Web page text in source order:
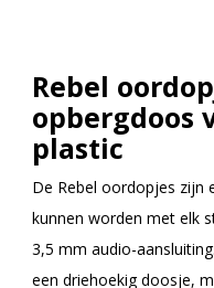
Rebel
opbergdoos
plastic
De Rebel oordopjes zijn
kunnen worden met elk
3,5 mm audio-
een driehoekig doosje,